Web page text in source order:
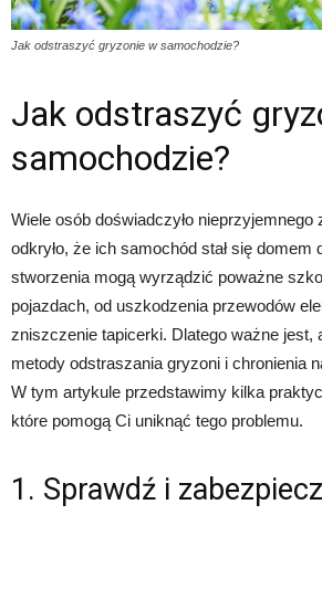
Jak odstraszyć gryzonie w samochodzie?
Jak odstraszyć
samochodzie?
Wiele osób doświadczyło
odkryło, że ich samochód stał się domem
stworzenia mogą wyrządzić poważne
pojazdach, od uszkodzenia przewodów
zniszczenie tapicerki. Dlatego ważne jest,
metody odstraszania gryzoni i chronienia
W tym artykule przedstawimy kilka
które pomogą Ci uniknąć tego problemu.
1. Sprawdź i